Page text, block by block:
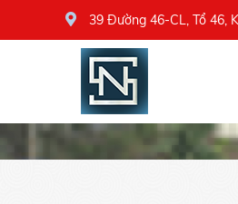
39 Đường 46-CL, Tổ 46,